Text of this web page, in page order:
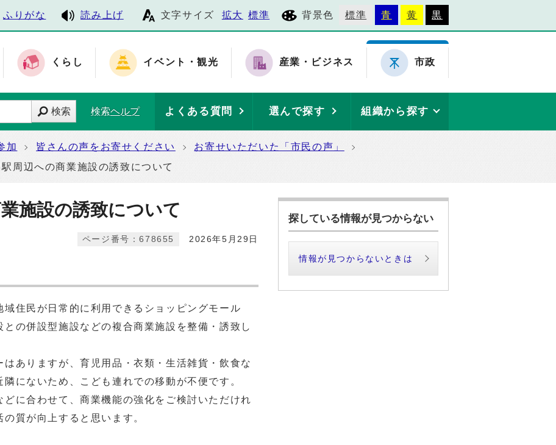
ふりがな 読み上げ 文字サイズ 拡大 標準 背景色 標準 青 黄 黒
くらし イベント・観光 産業・ビジネス 市政
検索 検索ヘルプ よくある質問 選んで探す 組織から探す
加 皆さんの声をお寄せください
お寄せいただいた「市民の声」
駅周辺への商業施設の誘致について
施設の誘致について
2026年5月29日
ページ番号：678655
住民が日常的に利用できるショッピングモール
の併設型施設などの複合商業施設を整備・誘致し
ありますが、育児用品・衣類・生活雑貨・飲食な
にないため、こども連れでの移動が不便です。
に合わせて、商業機能の強化をご検討いただけれ
質が向上すると思います。
探している情報が見つからない
情報が見つからないときは